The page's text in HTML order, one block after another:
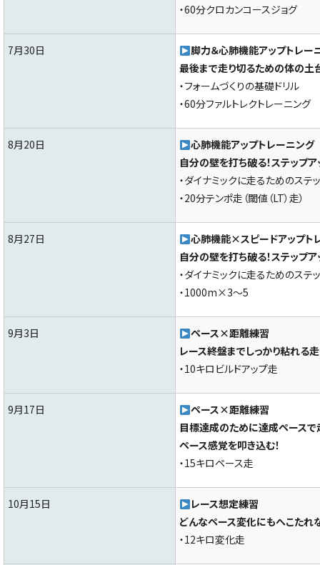
・60分クロカンコースジョグ
7月30日
脚力＆心肺機能アップトレー
最後まで走り切るための体の土
・フォームづくりの基礎ドリル
・60分ファルトレクトレーニング
8月20日
心肺機能アップトレーニング
自分の壁を打ち破る！ステップ
・ダイナミックに走るためのステ
・20分テンポ走（閾値（LT）走）
8月27日
心肺機能×スピードアップト
自分の壁を打ち破る！ステップ
・ダイナミックに走るためのステ
・1000m×3～5
9月3日
ペース×距離練習
レース終盤までしっかり粘れる
・10キロビルドアップ走
9月17日
ペース×距離練習
目標達成のために達成ペースで
ペース感覚を叩き込む！
・15キロペース走
10月15日
レース想定練習
どんなペース変化にもへこたれ
・12キロ変化走